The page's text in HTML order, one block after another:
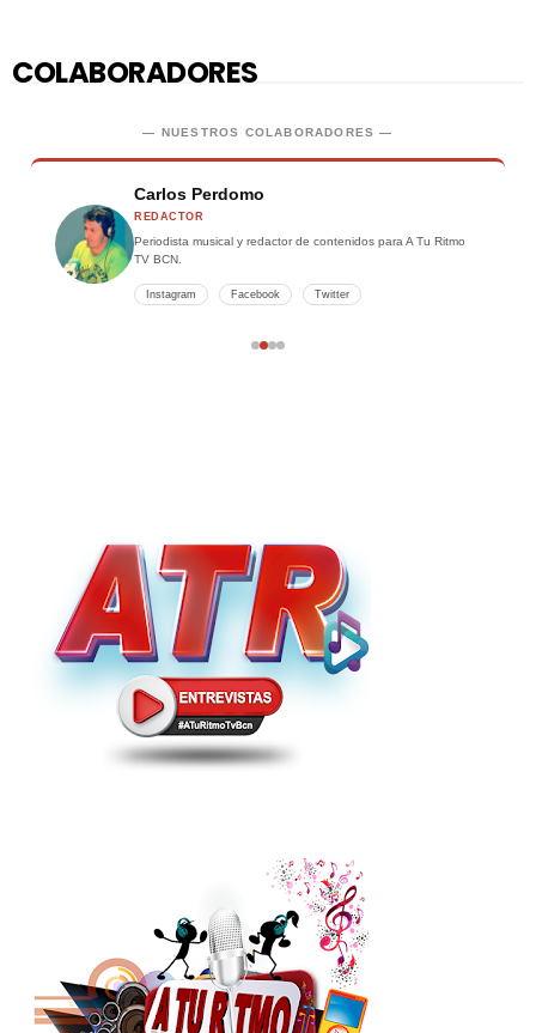
COLABORADORES
— NUESTROS COLABORADORES —
Carlos Perdomo
REDACTOR
Periodista musical y redactor de contenidos para A Tu Ritmo
TV BCN.
Instagram Facebook Twitter